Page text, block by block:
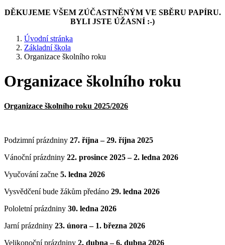
DĚKUJEME VŠEM ZÚČASTNĚNÝM VE SBĚRU PAPÍRU.
BYLI JSTE ÚŽASNÍ :-)
Úvodní stránka
Základní škola
Organizace školního roku
Organizace školního roku
Organizace školního roku 2025/2026
Podzimní prázdniny 27. října – 29. října 2025
Vánoční prázdniny 22. prosince 2025 – 2. ledna 2026
Vyučování začne 5. ledna 2026
Vysvědčení bude žákům předáno 29. ledna 2026
Pololetní prázdniny 30. ledna 2026
Jarní prázdniny 23. února – 1. března 2026
Velikonoční prázdniny 2. dubna – 6. dubna 2026